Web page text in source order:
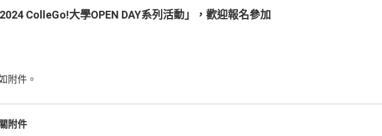
2024 ColleGo!大學OPEN DAY系列活動」，歡迎報名參加
附件。
附件